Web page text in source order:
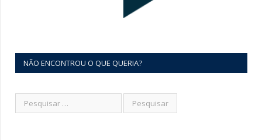
NÃO ENCONTROU O QUE QUERIA?